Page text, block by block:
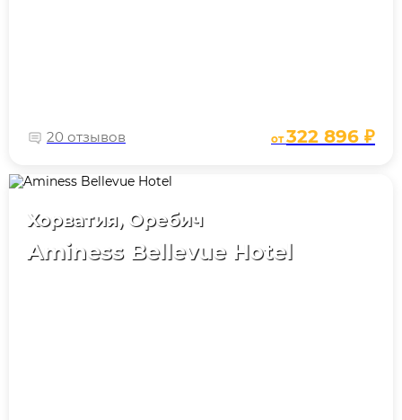
20 отзывов от322 896 ₽
Хорватия, Оребич
Aminess Bellevue Hotel